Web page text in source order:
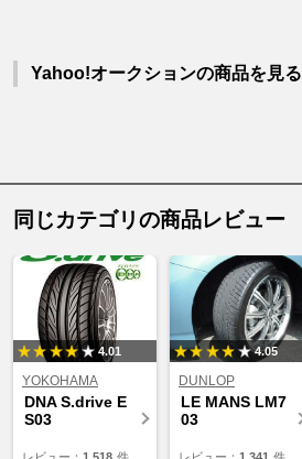
Yahoo!オークションの商品を見る
同じカテゴリの商品レビュー
4.01
YOKOHAMA
DNA S.drive E
S03
4.05
DUNLOP
LE MANS LM7
03